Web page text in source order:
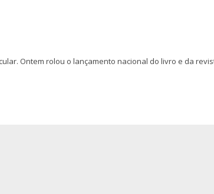
Ontem rolou o lançamento nacional do livro e da